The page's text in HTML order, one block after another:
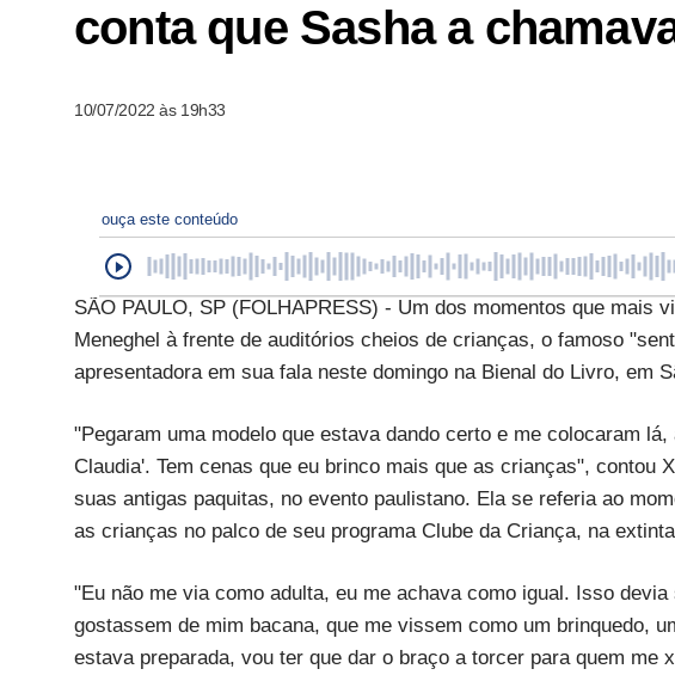
conta que Sasha a
10/07/2022 às 19h33
ouça este conteúdo
SÃO PAULO, SP (FOLHAPRESS) - Um dos momentos que mais
Meneghel à frente de auditórios cheios de crianças, o famoso
apresentadora em sua fala neste domingo na Bienal do Livro, em
"Pegaram uma modelo que estava dando certo e me colocaram
Claudia'. Tem cenas que eu brinco mais que as crianças", contou
suas antigas paquitas, no evento paulistano. Ela se referia ao
as crianças no palco de seu programa Clube da Criança, na
"Eu não me via como adulta, eu me achava como igual. Isso
gostassem de mim bacana, que me vissem como um brinquedo,
estava preparada, vou ter que dar o braço a torcer para quem me